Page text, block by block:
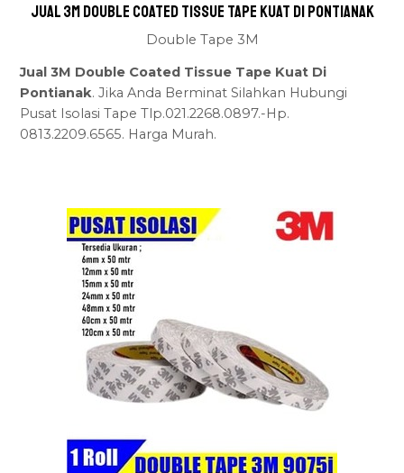
Jual 3M Double Coated Tissue Tape Kuat Di Pontianak
Double Tape 3M
Jual 3M Double Coated Tissue Tape Kuat Di
Pontianak. Jika Anda Berminat Silahkan Hubungi
Pusat Isolasi Tape Tlp.021.2268.0897.-Hp.
0813.2209.6565. Harga Murah.